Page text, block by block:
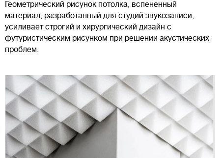
Геометрический рисунок потолка, вспененный
материал, разработанный для студий звукозаписи,
усиливает строгий и хирургический дизайн с
футуристическим рисунком при решении акустических
проблем.